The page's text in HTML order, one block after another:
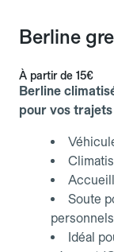
Berline
À partir de 15€
Berline
pour vos
Soute
personnels
Idéal